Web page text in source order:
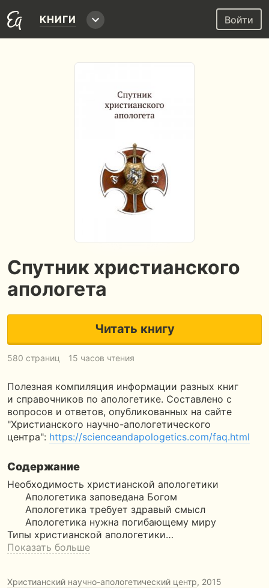
КНИГИ Войти
Спутник христианского
апологета
Читать книгу
580 страниц 15 часов чтения
Полезная компиляция информации разных книг
и справочников по апологетике. Составлено с
вопросов и ответов, опубликованных на сайте
"Христианского научно-апологетического
центра": https://scienceandapologetics.com/faq.html
Содержание
Необходимость христианской апологетики
Апологетика заповедана Богом
Апологетика требует здравый смысл
Апологетика нужна погибающему миру
Типы христианской апологетики…
Показать больше
Христианский научно-апологетический центр, 2015